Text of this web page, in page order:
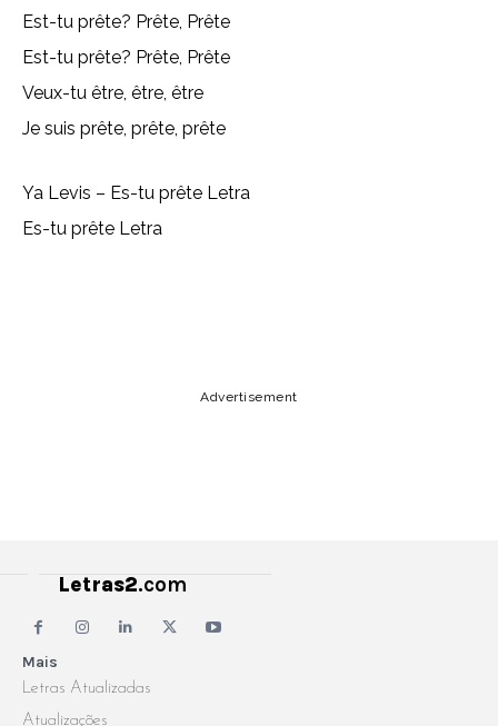
Est-tu prête? Prête, Prête
Est-tu prête? Prête, Prête
Veux-tu être, être, être
Je suis prête, prête, prête
Ya Levis – Es-tu prête Letra
Es-tu prête Letra
Advertisement
Mais
Letras Atualizadas
Atualizações
Letras2.com